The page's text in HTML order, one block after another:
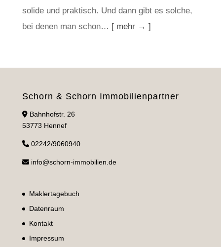
solide und praktisch. Und dann gibt es solche,
bei denen man schon… [ mehr → ]
Schorn & Schorn Immobilienpartner
Bahnhofstr. 26
53773 Hennef
02242/9060940
info@schorn-immobilien.de
Maklertagebuch
Datenraum
Kontakt
Impressum